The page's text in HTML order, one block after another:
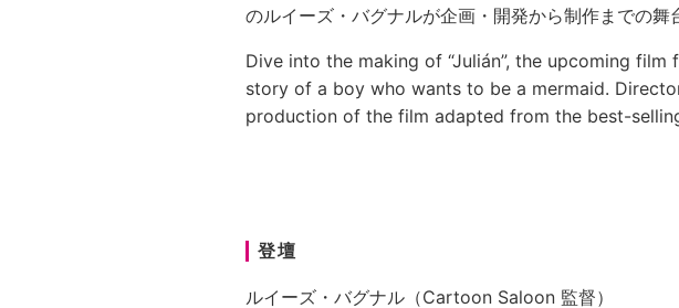
のルイーズ・バグナルが企画・開発から制作までの舞
Dive into the making of “Julián”, the upcoming
story of a boy who wants to be a mermaid.
production of the film adapted from the best-
登壇
ルイーズ・バグナル（Cartoon Saloon 監督）